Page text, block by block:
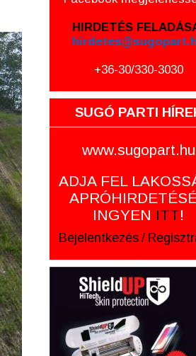
HIRDETÉS
+36-30/330-3030
SUGÓ PARTI
www.sugopart.hu
ADJA FEL
INGYEN ITT!
Bejelentkezés /